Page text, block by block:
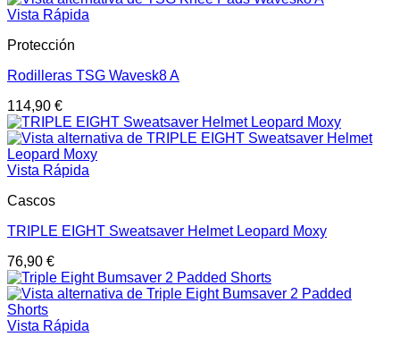
Vista Rápida
Protección
Rodilleras TSG Wavesk8 A
114,90 €
Vista Rápida
Cascos
TRIPLE EIGHT Sweatsaver Helmet Leopard Moxy
76,90 €
Vista Rápida